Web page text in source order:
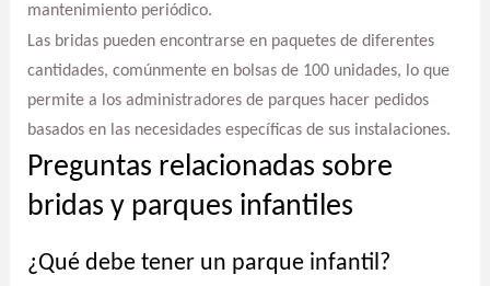
mantenimiento periódico.
Las bridas pueden encontrarse en paquetes de diferentes
cantidades, comúnmente en bolsas de 100 unidades, lo que
permite a los administradores de parques hacer pedidos
basados en las necesidades específicas de sus instalaciones.
Preguntas relacionadas sobre
bridas y parques infantiles
¿Qué debe tener un parque infantil?